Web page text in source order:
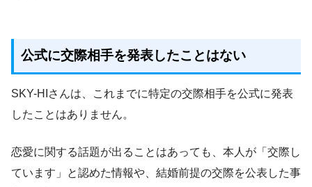
公式に交際相手を発表したことはない
SKY-HIさんは、これまでに特定の交際相手を公式に発表
したことはありません。
恋愛に関する話題が出ることはあっても、本人が「交際し
ています」と認めた情報や、結婚前提の交際を公表した事